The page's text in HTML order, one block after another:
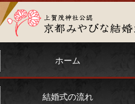
ホーム
結婚式の流れ